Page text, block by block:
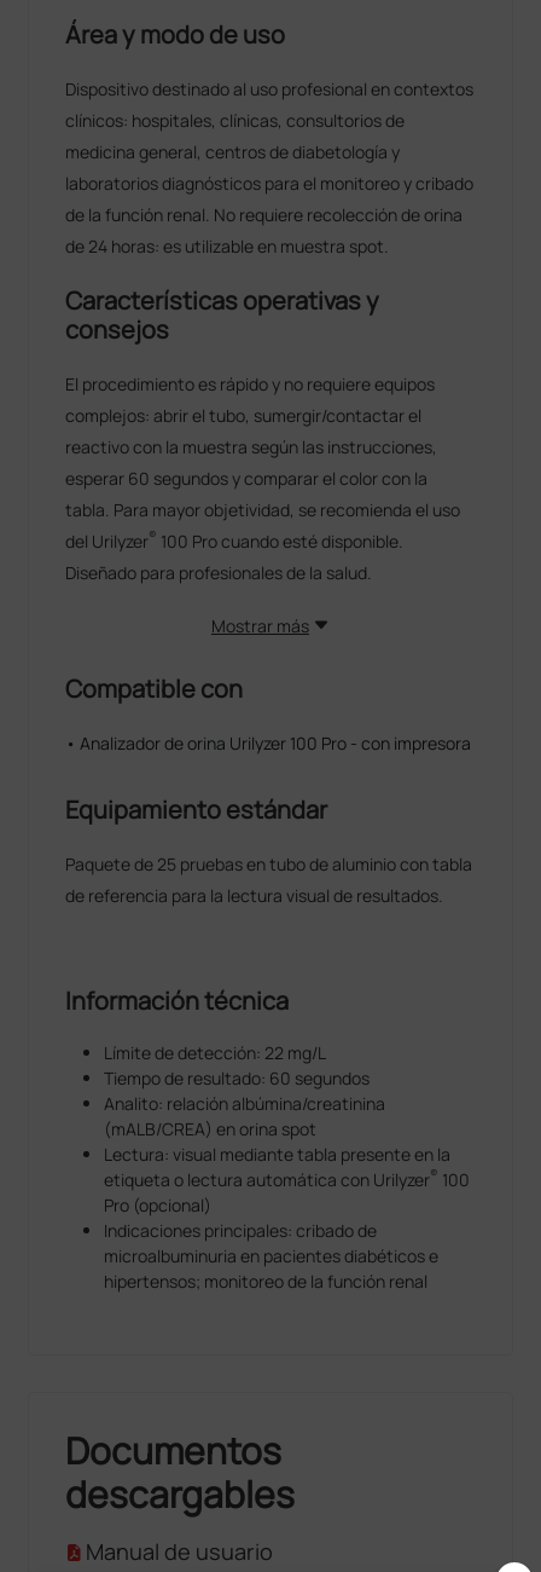
Área y modo de uso
Dispositivo destinado al uso profesional en contextos
clínicos: hospitales, clínicas, consultorios de
medicina general, centros de diabetología y
laboratorios diagnósticos para el monitoreo y cribado
de la función renal. No requiere recolección de orina
de 24 horas: es utilizable en muestra spot.
Características operativas y
consejos
El procedimiento es rápido y no requiere equipos
complejos: abrir el tubo, sumergir/contactar el
reactivo con la muestra según las instrucciones,
esperar 60 segundos y comparar el color con la
tabla. Para mayor objetividad, se recomienda el uso
del Urilyzer® 100 Pro cuando esté disponible.
Diseñado para profesionales de la salud.
Mostrar más
Compatible con
• Analizador de orina Urilyzer 100 Pro - con impresora
Equipamiento estándar
Paquete de 25 pruebas en tubo de aluminio con tabla
de referencia para la lectura visual de resultados.
Información técnica
Límite de detección: 22 mg/L
Tiempo de resultado: 60 segundos
Analito: relación albúmina/creatinina
(mALB/CREA) en orina spot
Lectura: visual mediante tabla presente en la
etiqueta o lectura automática con Urilyzer® 100
Pro (opcional)
Indicaciones principales: cribado de
microalbuminuria en pacientes diabéticos e
hipertensos; monitoreo de la función renal
Documentos
descargables
Manual de usuario